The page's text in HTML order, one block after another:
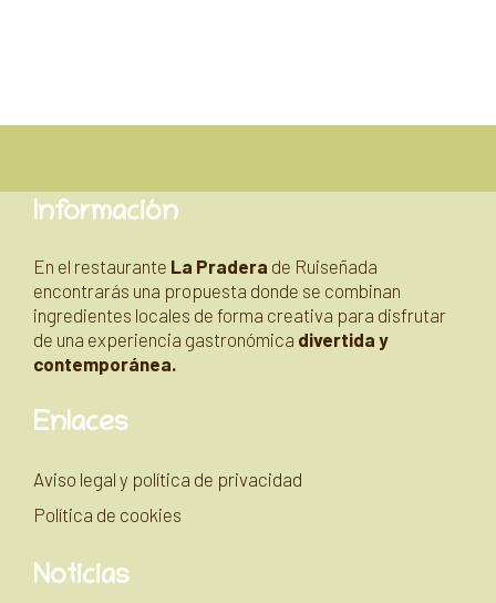
Información
En el restaurante La Pradera de Ruiseñada
encontrarás una propuesta donde se combinan
ingredientes locales de forma creativa para disfrutar
de una experiencia gastronómica divertida y
contemporánea.
Enlaces
Aviso legal y política de privacidad
Política de cookies
Noticias